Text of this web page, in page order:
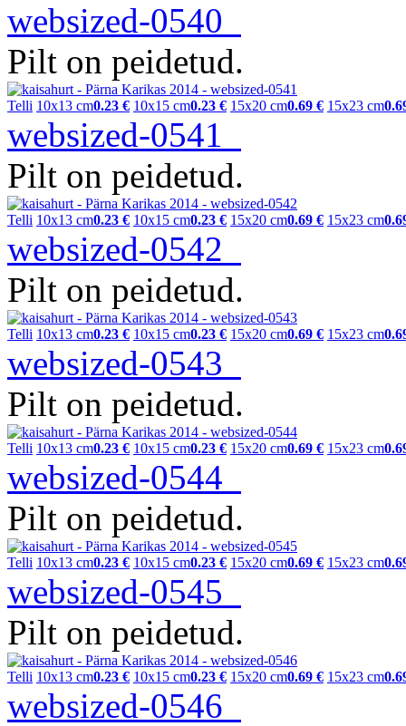
websized-0540
Pilt on peidetud.
Telli 10x13 cm0.23 € 10x15 cm0.23 € 15x20 cm0.69 € 15x23 cm
websized-0541
Pilt on peidetud.
Telli 10x13 cm0.23 € 10x15 cm0.23 € 15x20 cm0.69 € 15x23 cm
websized-0542
Pilt on peidetud.
Telli 10x13 cm0.23 € 10x15 cm0.23 € 15x20 cm0.69 € 15x23 cm
websized-0543
Pilt on peidetud.
Telli 10x13 cm0.23 € 10x15 cm0.23 € 15x20 cm0.69 € 15x23 cm
websized-0544
Pilt on peidetud.
Telli 10x13 cm0.23 € 10x15 cm0.23 € 15x20 cm0.69 € 15x23 cm
websized-0545
Pilt on peidetud.
Telli 10x13 cm0.23 € 10x15 cm0.23 € 15x20 cm0.69 € 15x23 cm
websized-0546